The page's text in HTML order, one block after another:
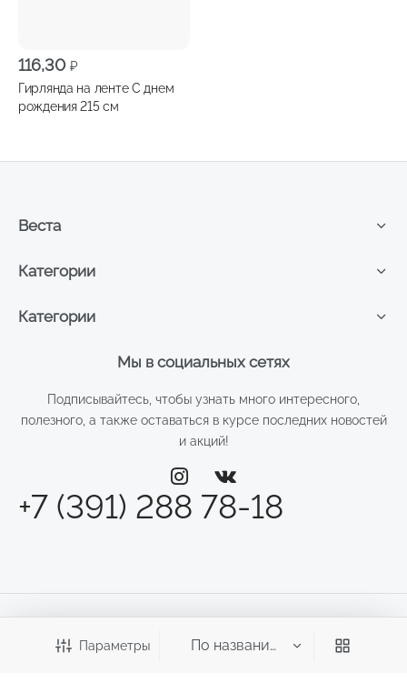
Параметры
116,30 ₽
Гирлянда на ленте С днем
рождения 215 см
Мы в социальных сетях
Подписывайтесь, чтобы узнать много интересного,
полезного, а также оставаться в курсе последних новостей
и акций!
+7 (391) 288 78-18
Категории
Категории
Веста
©2026 Веста